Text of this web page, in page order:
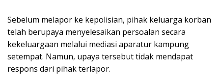
Sebelum melapor ke kepolisian, pihak keluarga korban
telah berupaya menyelesaikan persoalan secara
kekeluargaan melalui mediasi aparatur kampung
setempat. Namun, upaya tersebut tidak mendapat
respons dari pihak terlapor.